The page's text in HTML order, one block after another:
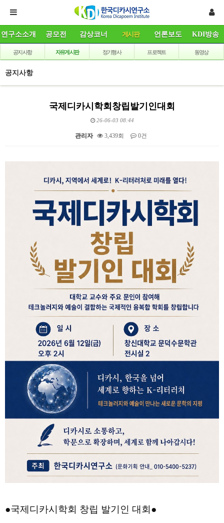
연구소소개 공모전 감상코너 게시판 언론보도 KDI방송
공지사항 자유게시판 정기행사 프로젝트 동영상
공지사항
국제디카시학회창립발기인대회
26-06-03 08:44
관리자 3,439회 0건
본문
●국제디카시학회 창립 발기인 대회●